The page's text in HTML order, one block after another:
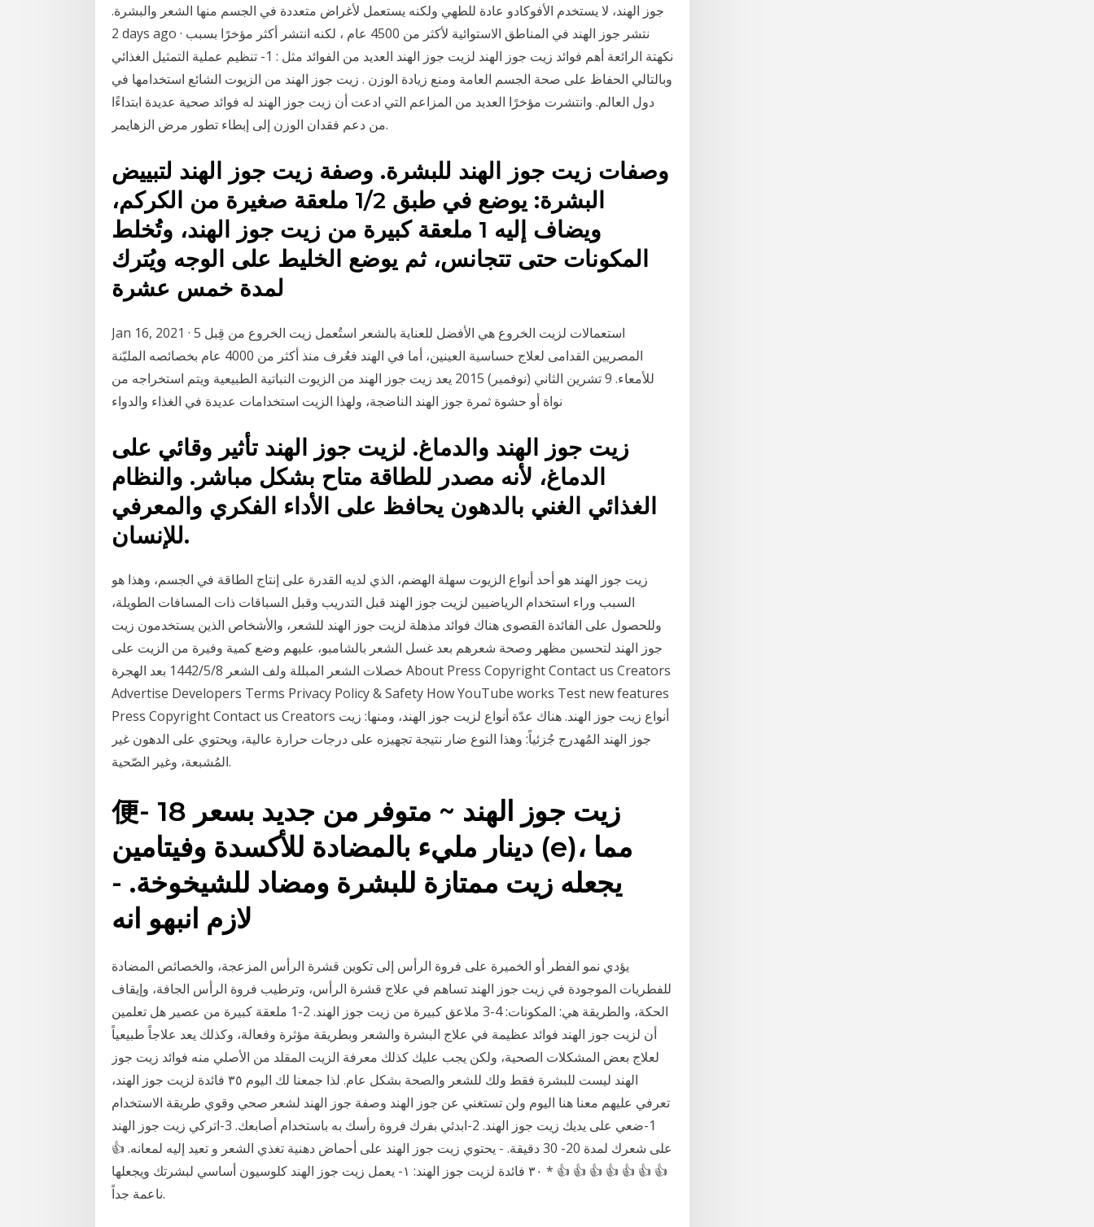
جوز الهند، لا يستخدم الأفوكادو عادة للطهي ولكنه يستعمل لأغراض متعددة في الجسم منها الشعر والبشرة.
2 days ago · نتشر جوز الهند في المناطق الاستوائية لأكثر من 4500 عام ، لكنه انتشر أكثر مؤخرًا بسبب
نكهتة الرائعة أهم فوائد زيت جوز الهند لزيت جوز الهند العديد من الفوائد مثل : 1- تنظيم عملية التمثيل الغذائي
وبالتالي الحفاظ على صحة الجسم العامة ومنع زيادة الوزن . زيت جوز الهند من الزيوت الشائع استخدامها في
دول العالم. وانتشرت مؤخرًا العديد من المزاعم التي ادعت أن زيت جوز الهند له فوائد صحية عديدة ابتداءًا
من دعم فقدان الوزن إلى إبطاء تطور مرض الزهايمر.
وصفات زيت جوز الهند للبشرة. وصفة زيت جوز الهند لتبييض
البشرة: يوضع في طبق 1/2 ملعقة صغيرة من الكركم،
ويضاف إليه 1 ملعقة كبيرة من زيت جوز الهند، وتُخلط
المكونات حتى تتجانس، ثم يوضع الخليط على الوجه ويُترك
لمدة خمس عشرة
Jan 16, 2021 · 5 استعمالات لزيت الخروع هي الأفضل للعناية بالشعر استُعمل زيت الخروع من قِبل
المصريين القدامى لعلاج حساسية العينين، أما في الهند فعُرف منذ أكثر من 4000 عام بخصائصه المليّنة
للأمعاء. 9 تشرين الثاني (نوفمبر) 2015 يعد زيت جوز الهند من الزيوت النباتية الطبيعية ويتم استخراجه من
زيت جوز الهند والدماغ. لزيت جوز الهند تأثير وقائي على
الدماغ، لأنه مصدر للطاقة متاح بشكل مباشر. والنظام
الغذائي الغني بالدهون يحافظ على الأداء الفكري والمعرفي
للإنسان.
زيت جوز الهند هو أحد أنواع الزيوت سهلة الهضم، الذي لديه القدرة على إنتاج الطاقة في الجسم، وهذا هو
السبب وراء استخدام الرياضيين لزيت جوز الهند قبل التدريب وقبل السباقات ذات المسافات الطويلة،
وللحصول على الفائدة القصوى هناك فوائد مذهلة لزيت جوز الهند للشعر، والأشخاص الذين يستخدمون زيت
جوز الهند لتحسين مظهر وصحة شعرهم بعد غسل الشعر بالشامبو، عليهم وضع كمية وفيرة من الزيت على
خصلات الشعر المبللة ولف الشعر 8‏‏/5‏‏/1442 بعد الهجرة About Press Copyright Contact us Creators
Advertise Developers Terms Privacy Policy & Safety How YouTube works Test new features
Press Copyright Contact us Creators أنواع زيت جوز الهند. هناك عدّة أنواع لزيت جوز الهند، ومنها: زيت
جوز الهند المُهدرج جُزئياً: وهذا النوع ضار نتيجة تجهيزه على درجات حرارة عالية، ويحتوي على الدهون غير
المُشبعة، وغير الصّحية.
便- زيت جوز الهند ~ متوفر من جديد بسعر 18
دينار مليء بالمضادة للأكسدة وفيتامين (e)، مما
يجعله زيت ممتازة للبشرة ومضاد للشيخوخة. -
لازم انبهو انه
يؤدي نمو الفطر أو الخميرة على فروة الرأس إلى تكوين قشرة الرأس المزعجة، والخصائص المضادة
للفطريات الموجودة في زيت جوز الهند تساهم في علاج قشرة الرأس، وترطيب فروة الرأس الجافة، وإيقاف
الحكة، والطريقة هي: المكونات: 4-3 ملاعق كبيرة من زيت جوز الهند. 2-1 ملعقة كبيرة من عصير هل تعلمين
أن لزيت جوز الهند فوائد عظيمة في علاج البشرة والشعر وبطريقة مؤثرة وفعالة، وكذلك يعد علاجاً طبيعياً
لعلاج بعض المشكلات الصحية، ولكن يجب عليك كذلك معرفة الزيت المقلد من الأصلي منه فوائد زيت جوز
الهند ليست للبشرة فقط ولك للشعر والصحة بشكل عام. لذا جمعنا لك اليوم ٣٥ فائدة لزيت جوز الهند،
تعرفي عليهم معنا هنا اليوم ولن تستغني عن جوز الهند وصفة جوز الهند لشعر صحي وقوي طريقة الاستخدام
1-ضعي على يديك زيت جوز الهند. 2-ابدئي بفرك فروة رأسك به باستخدام أصابعك. 3-اتركي زيت جوز الهند
على شعرك لمدة 20- 30 دقيقة. - يحتوي زيت جوز الهند على أحماض دهنية تغذي الشعر و تعيد إليه لمعانه. 👍
👍 👍 👍 👍 👍 👍 👍 * ٣٠ فائدة لزيت جوز الهند: ١- يعمل زيت جوز الهند كلوسيون أساسي لبشرتك ويجعلها
ناعمة جداً.